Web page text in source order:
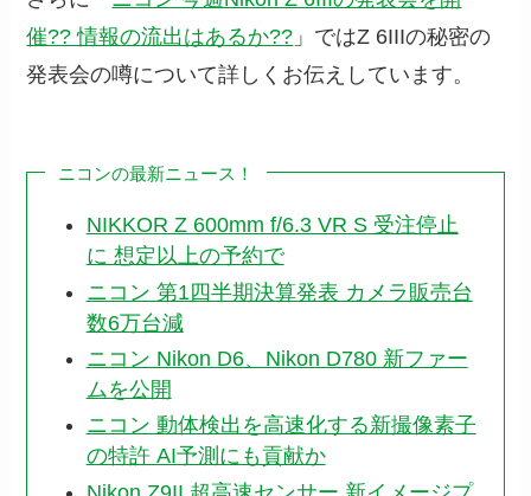
催?? 情報の流出はあるか?? 」ではZ 6IIIの秘密の
発表会の噂について詳しくお伝えしています。
ニコンの最新ニュース！
NIKKOR Z 600mm f/6.3 VR S 受注停止
に 想定以上の予約で
ニコン 第1四半期決算発表 カメラ販売台
数6万台減
ニコン Nikon D6、Nikon D780 新ファー
ムを公開
ニコン 動体検出を高速化する新撮像素子
の特許 AI予測にも貢献か